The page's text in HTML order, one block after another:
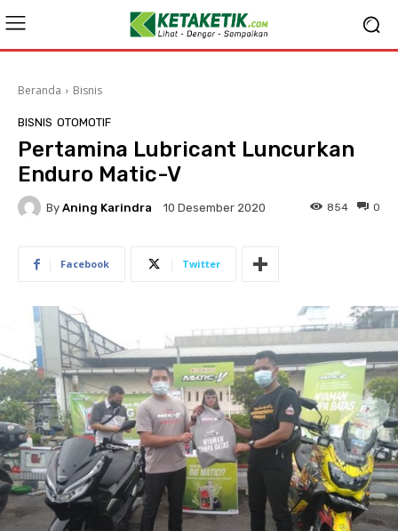
Beranda Bisnis
BISNIS OTOMOTIF
Pertamina Lubricant Luncurkan
Enduro Matic-V
By Aning Karindra 10 Desember 2020 0
854
Facebook Twitter